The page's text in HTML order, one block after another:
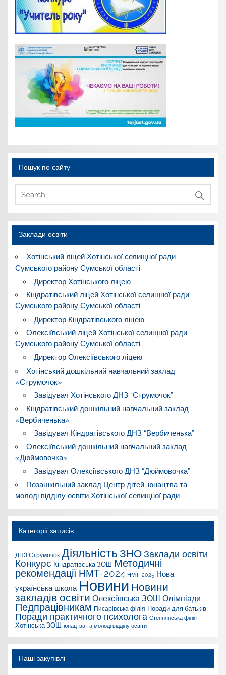
Пошук по сайту
Заклади освіти
Хотінський ліцей Хотінської селищної ради
Сумського району Сумської області
Директор Хотінського ліцею
Кіндратівський ліцей Хотінської селищної ради
Сумського району Сумської області
Директор Кіндратівського ліцею
Олексіївський ліцей Хотінської селищної ради
Сумського району Сумської області
Директор Олексіївського ліцею
Хотінський дошкільний навчальний заклад
«Струмочок»
Завідувач Хотінського ДНЗ “Струмочок”
Кіндратівський дошкільний навчальний заклад
«Вербиченька»
Завідувач Кіндратівського ДНЗ “Вербиченька”
Олексіївський дошкільний навчальний заклад
«Дюймовочка»
Завідувач Олексіївського ДНЗ “Дюймовочка”
Позашкільний заклад Центр дітей, юнацтва та
молоді відділу освіти Хотінської селищної ради
Категорії записів
ДНЗ Струмочок Діяльність ЗНО Заклади освіти
Конкурс Кіндратівська ЗОШ Методичні
рекомендації НМТ-2024 НМТ-2025 Нова
українська школа Новини Новини
закладів освіти Олексіївська ЗОШ Олімпіади
Педпрацівникам Писарівська філія Поради для батьків
Поради практичного психолога Степнянська філія
Хотінська ЗОШ юнацтва та молоді відділу освіти
Наші закупівлі